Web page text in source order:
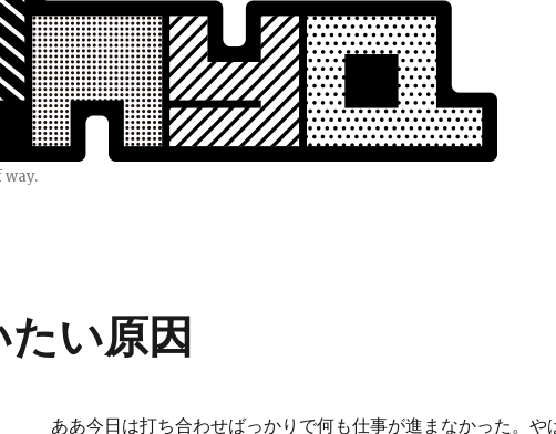
way.
い原因
ああ今日は打ち合わせばっかりで何も仕事が進まなかった。や